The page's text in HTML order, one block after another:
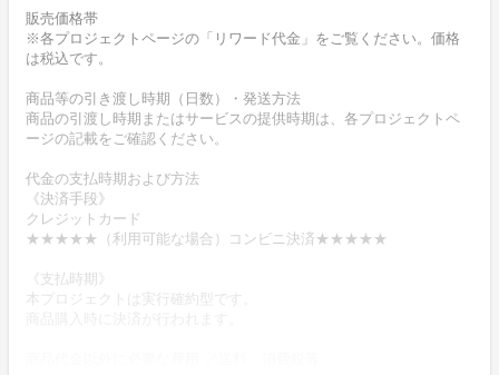
販売価格帯
※各プロジェクトページの「リワード代金」をご覧ください。価格
は税込です。
商品等の引き渡し時期（日数）・発送方法
商品の引渡し時期またはサービスの提供時期は、各プロジェクトペ
ージの記載をご確認ください。
代金の支払時期および方法
《決済手段》
クレジットカード
★★★★★（利用可能な場合）コンビニ決済★★★★★
《支払時期》
本プロジェクトは実行確約型です。